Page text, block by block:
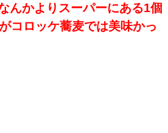
んかよりスーパーにある1個
コロッケ蕎麦では美味かっ